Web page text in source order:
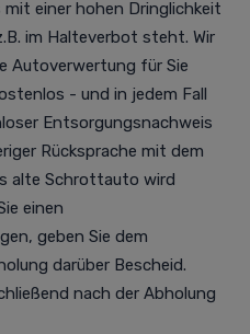
einer hohen Dringlichkeit
im Halteverbot steht. Wir
Autoverwertung für Sie
- und in jedem Fall
Entsorgungsnachweis
Rücksprache mit dem
alte Schrottauto wird
einen
geben Sie dem
darüber Bescheid.
nach der Abholung